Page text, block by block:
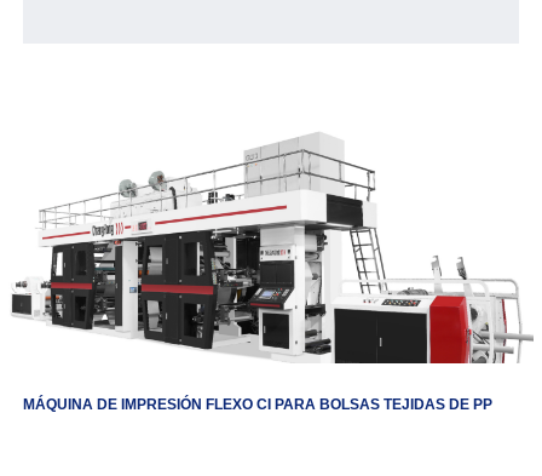
MÁQUINA DE IMPRESIÓN FLEXO CI PARA BOLSAS TEJIDAS DE PP